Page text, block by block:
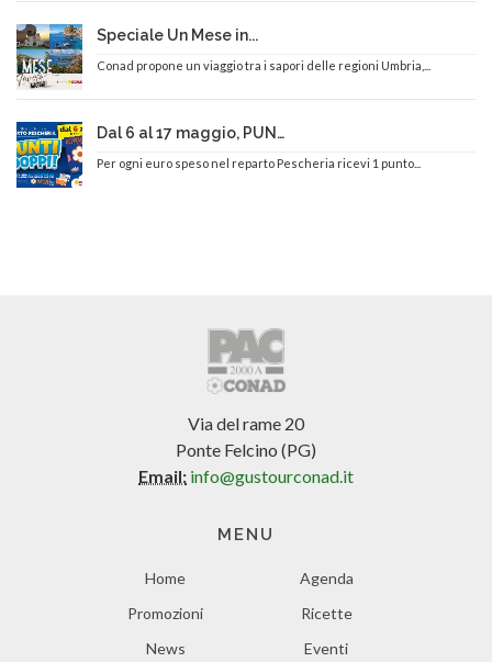
Speciale Un Mese in...
Conad propone un viaggio tra i sapori delle regioni Umbria,...
Dal 6 al 17 maggio, PUNTI DOPPI sul reparto Pescheria!
Per ogni euro speso nel reparto Pescheria ricevi 1 punto...
Via del rame 20
Ponte Felcino (PG)
Email: info@gustourconad.it
MENU
Home
Agenda
Promozioni
Ricette
News
Eventi